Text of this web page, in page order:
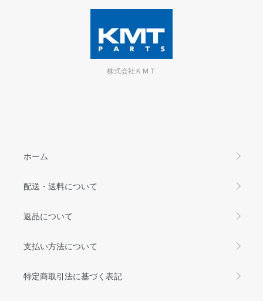
株式会社ＫＭＴ
ホーム
配送・送料について
返品について
支払い方法について
特定商取引法に基づく表記